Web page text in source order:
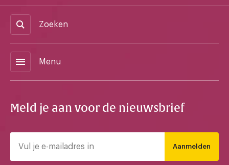
Zoeken
menu Menu
Meld je aan voor de nieuwsbrief
Aanmelden